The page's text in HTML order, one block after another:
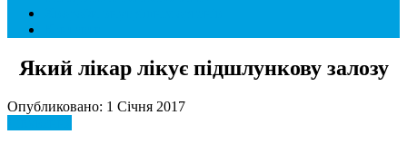
Який лікар лікує підшлункову залозу
Опубликовано: 1 Січня 2017